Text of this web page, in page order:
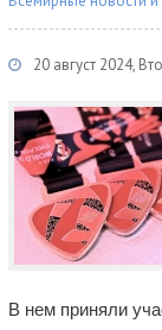
20 август 2024,
В нем приняли